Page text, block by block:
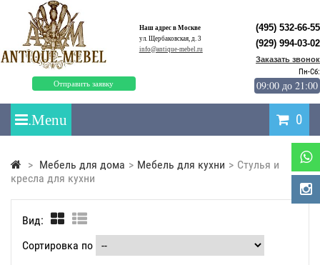
Наш адрес в Москве
ул. Щербаковская, д. 3
info@antique-mebel.ru
Отправить заявку
(495) 532-66-55
(929) 994-03-02
Заказать звонок
Пн-Сб:
09:00 до 21:00
0
> Мебель для дома > Мебель для кухни > Стулья и
кресла для кухни
Вид:
Сортировка по